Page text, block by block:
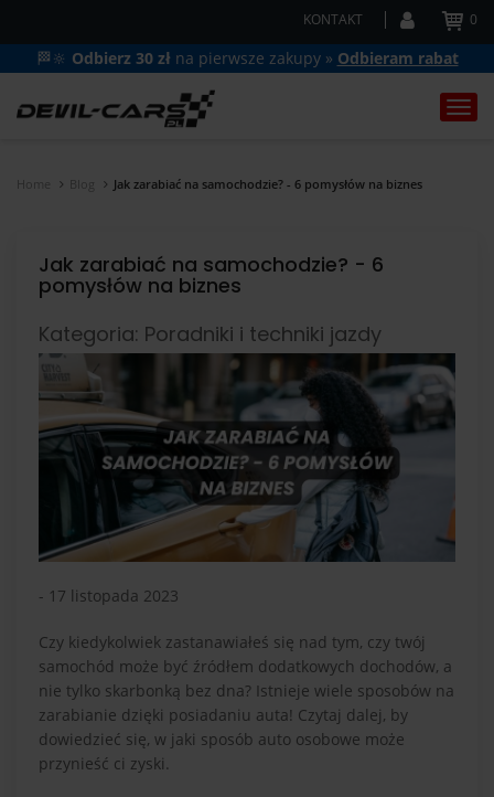
KONTAKT 0
🏁🔆 Odbierz 30 zł na pierwsze zakupy » Odbieram rabat
Home Blog Jak zarabiać na samochodzie? - 6 pomysłów na biznes
Jak zarabiać na samochodzie? - 6
pomysłów na biznes
Kategoria: Poradniki i techniki jazdy
- 17 listopada 2023
Czy kiedykolwiek zastanawiałeś się nad tym, czy twój
samochód może być źródłem dodatkowych dochodów, a
nie tylko skarbonką bez dna? Istnieje wiele sposobów na
zarabianie dzięki posiadaniu auta! Czytaj dalej, by
dowiedzieć się, w jaki sposób auto osobowe może
przynieść ci zyski.